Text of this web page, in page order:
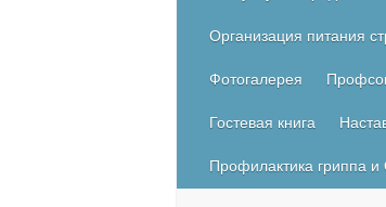
Организация питания
Фотогалерея
Гостевая книга
Профилактика гриппа